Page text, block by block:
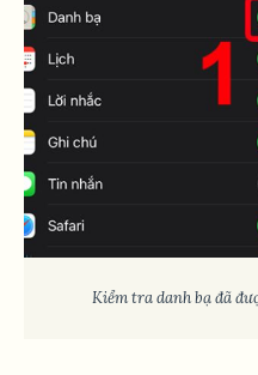
Kiểm tra danh bạ đã